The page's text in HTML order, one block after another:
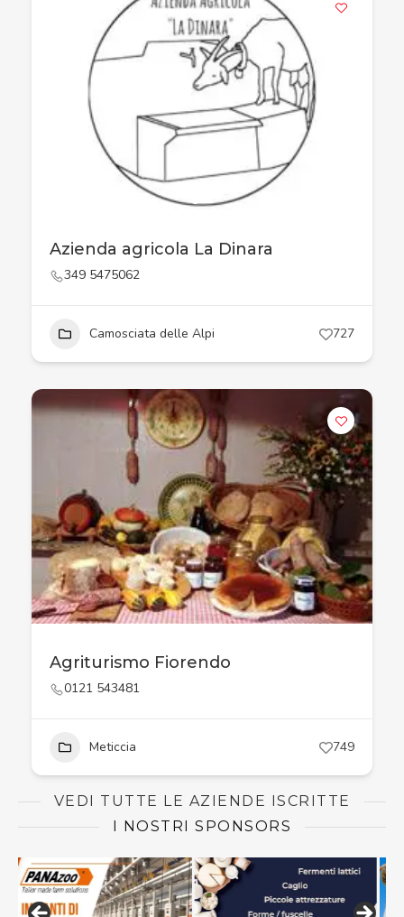
Azienda agricola La Dinara
349 5475062
Camosciata delle Alpi 727
Agriturismo Fiorendo
0121 543481
Meticcia 749
VEDI TUTTE LE AZIENDE ISCRITTE
I NOSTRI SPONSORS